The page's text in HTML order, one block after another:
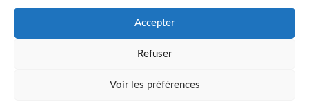
Accepter
Refuser
Voir les préférences
78330 FONTENAY LE FLEURY
01.34.60.37.33